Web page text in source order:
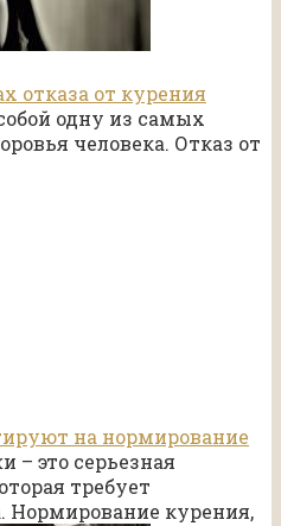
отказа от курения
одну из самых
человека. Отказ от
на нормирование
– это серьезная
требует
Нормирование курения,